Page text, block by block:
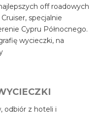
off roadowych
specjalnie
Cypru Północnego.
wycieczki, na
odbiór z hoteli i